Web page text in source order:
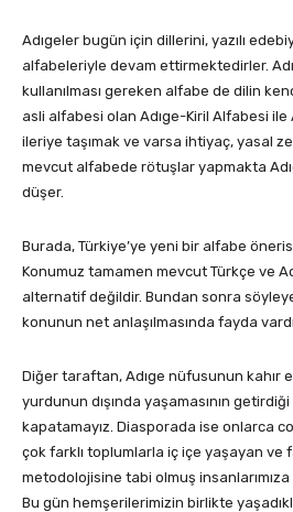
Adıgeler bugün için dillerini, yazılı
alfabeleriyle devam ettirmektedirler.
kullanılması gereken alfabe de dilin
asli alfabesi olan Adıge-Kiril Alfabesi ile
ileriye taşımak ve varsa ihtiyaç, yasal
mevcut alfabede rötuşlar yapmakta
düşer.
Burada, Türkiye’ye yeni bir alfabe
Konumuz tamamen mevcut Türkçe ve
alternatif değildir. Bundan sonra
konunun net anlaşılmasında fayda
Diğer taraftan, Adıge nüfusunun kahır
yurdunun dışında yaşamasının
kapatamayız. Diasporada ise onlarca
çok farklı toplumlarla iç içe yaşayan ve
metodolojisine tabi olmuş
Bu gün hemşerilerimizin birlikte